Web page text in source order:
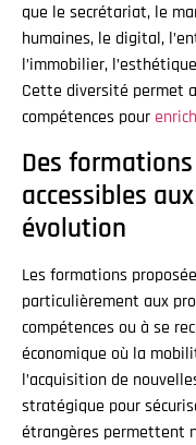
que le secrétariat, le
humaines, le digital,
l’immobilier,
Cette diversité permet
compétences pour
Des
accessibles
évolution
Les formations
particulièrement aux
compétences ou à se
économique où la
l’acquisition de
stratégique pour
étrangères permettent